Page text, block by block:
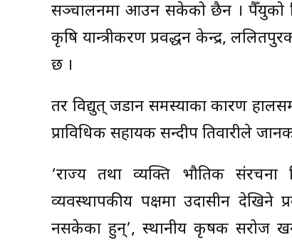
सञ्चालनमा आउन सकेको छैन । पैँयुको
कृषि यान्त्रीकरण प्रवर्द्धन केन्द्र,
छ ।
तर विद्युत् जडान समस्याका कारण
प्राविधिक सहायक सन्दीप तिवारीले
‘राज्य तथा व्यक्ति भौतिक संरचना
व्यवस्थापकीय पक्षमा उदासीन देखिने
नसकेका हुन्’, स्थानीय कृषक सरोज